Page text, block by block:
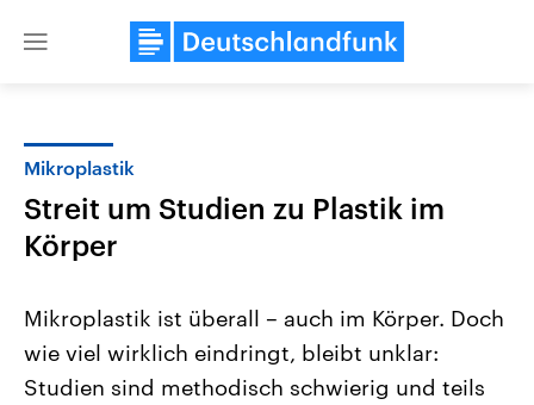
Close
Mikroplastik
Streit um Studien zu Plastik im
Körper
Mikroplastik ist überall – auch im Körper. Doch
wie viel wirklich eindringt, bleibt unklar:
Studien sind methodisch schwierig und teils